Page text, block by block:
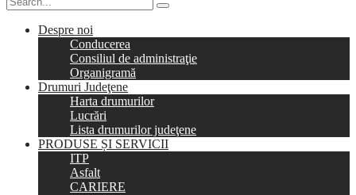
Despre noi
Conducerea
Consiliul de administraţie
Organigramă
Drumuri Judeţene
Harta drumurilor
Lucrări
Lista drumurilor judeţene
PRODUSE ȘI SERVICII
ITP
Asfalt
CARIERE